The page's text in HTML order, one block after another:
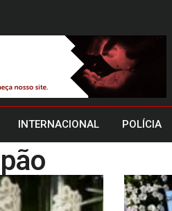
INTERNACIONAL POLÍCIA